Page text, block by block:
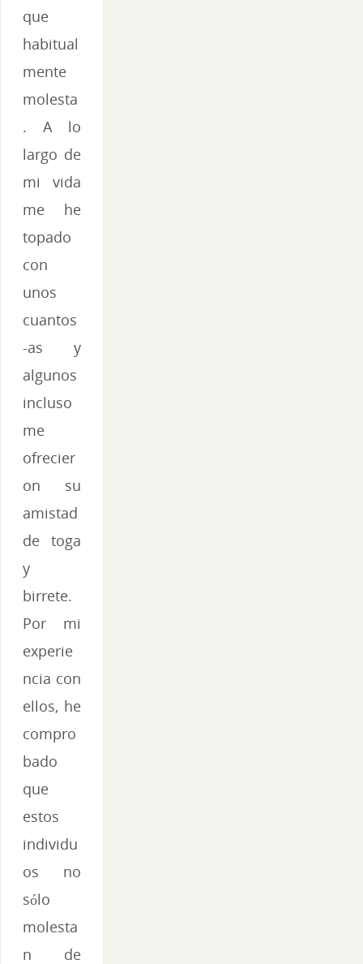
que
habitual
mente
molesta
. A lo
largo de
mi vida
me he
topado
con
unos
cuantos
-as y
algunos
incluso
me
ofrecier
on su
amistad
de toga
y
birrete.
Por mi
experie
ncia con
ellos, he
compro
bado
que
estos
individu
os no
sólo
molesta
n de